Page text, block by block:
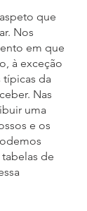
que
Nos
em que
à exceção
típicas da
Nas
uma
e os
de